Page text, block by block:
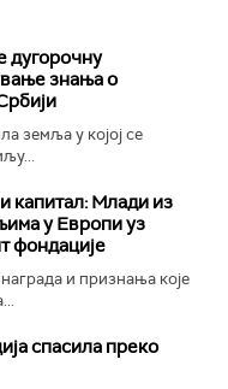
дугорочну
знања о
земља у којој се
капитал: Млади из
у Европи уз
фондације
и признања које
спасила преко